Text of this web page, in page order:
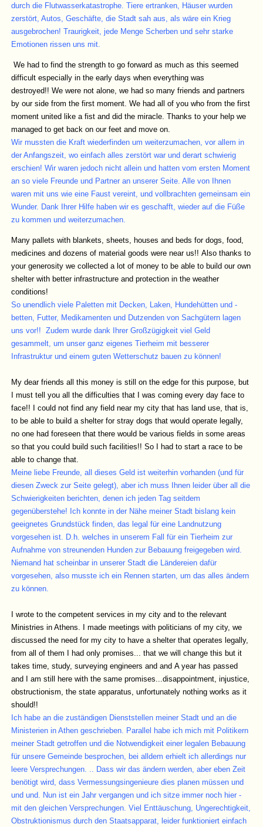
durch die Flutwasserkatastrophe. Tiere ertranken, Häuser wurden
zerstört, Autos, Geschäfte, die Stadt sah aus, als wäre ein Krieg
ausgebrochen! Traurigkeit, jede Menge Scherben und sehr starke
Emotionen rissen uns mit.
We had to find the strength to go forward as much as this seemed
difficult especially in the early days when everything was
destroyed!! We were not alone, we had so many friends and partners
by our side from the first moment. We had all of you who from the first
moment united like a fist and did the miracle. Thanks to your help we
managed to get back on our feet and move on.
Wir mussten die Kraft wiederfinden um weiterzumachen, vor allem in
der Anfangszeit, wo einfach alles zerstört war und derart schwierig
erschien! Wir waren jedoch nicht allein und hatten vom ersten Moment
an so viele Freunde und Partner an unserer Seite. Alle von Ihnen
waren mit uns wie eine Faust vereint, und vollbrachten gemeinsam ein
Wunder. Dank Ihrer Hilfe haben wir es geschafft, wieder auf die Füße
zu kommen und weiterzumachen.
Many pallets with blankets, sheets, houses and beds for dogs, food,
medicines and dozens of material goods were near us!! Also thanks to
your generosity we collected a lot of money to be able to build our own
shelter with better infrastructure and protection in the weather
conditions!
So unendlich viele Paletten mit Decken, Laken, Hundehütten und -
betten, Futter, Medikamenten und Dutzenden von Sachgütern lagen
uns vor!! Zudem wurde dank Ihrer Großzügigkeit viel Geld
gesammelt, um unser ganz eigenes Tierheim mit besserer
Infrastruktur und einem guten Wetterschutz bauen zu können!
My dear friends all this money is still on the edge for this purpose, but
I must tell you all the difficulties that I was coming every day face to
face!! I could not find any field near my city that has land use, that is,
to be able to build a shelter for stray dogs that would operate legally,
no one had foreseen that there would be various fields in some areas
so that you could build such facilities!! So I had to start a race to be
able to change that.
Meine liebe Freunde,all dieses Geld ist weiterhin vorhanden (und für
diesen Zweck zur Seite gelegt), aber ich muss Ihnen leider über all die
Schwierigkeiten berichten, denen ich jeden Tag seitdem
gegenüberstehe! Ich konnte in der Nähe meiner Stadt bislang kein
geeignetes Grundstück finden, das legal für eine Landnutzung
vorgesehen ist. D.h. welches in unserem Fall für ein Tierheim zur
Aufnahme von streunenden Hunden zur Bebauung freigegeben wird.
Niemand hat scheinbar in unserer Stadt die Ländereien dafür
vorgesehen, also musste ich ein Rennen starten, um das alles ändern
zu können.
I wrote to the competent services in my city and to the relevant
Ministries in Athens. I made meetings with politicians of my city, we
discussed the need for my city to have a shelter that operates legally,
from all of them I had only promises... that we will change this but it
takes time, study, surveying engineers and and A year has passed
and I am still here with the same promises...disappointment, injustice,
obstructionism, the state apparatus, unfortunately nothing works as it
should!!
Ich habe an die zuständigen Dienststellen meiner Stadt und an die
Ministerien in Athen geschrieben. Parallel habe ich mich mit Politikern
meiner Stadt getroffen und die Notwendigkeit einer legalen Bebauung
für unsere Gemeinde besprochen, bei alldem erhielt ich allerdings nur
leere Versprechungen. .. Dass wir das ändern werden, aber eben Zeit
benötigt wird, dass Vermessungsingenieure dies planen müssen und
und und. Nun ist ein Jahr vergangen und ich sitze immer noch hier -
mit den gleichen Versprechungen. Viel Enttäuschung, Ungerechtigkeit,
Obstruktionismus durch den Staatsapparat, leider funktioniert einfach